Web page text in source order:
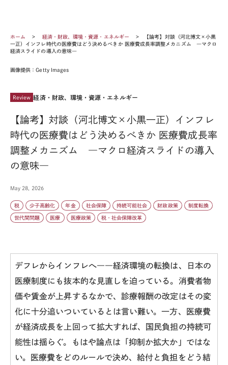
ホーム 経済・財政、環境・資源・エネルギー
【論考】対談（河北博文×小黒
一正）インフレ時代の医療費はどう決めるべきか 医療費成長率調整メカニズム ―マクロ
経済スライドの導入の意味―
画像提供：Getty Images
Review 経済・財政、環境・資源・エネルギー
【論考】対談（河北博文×小黒一正）インフレ
時代の医療費はどう決めるべきか 医療費成長率
調整メカニズム ―マクロ経済スライドの導入
の意味―
May 28, 2026
税 少子高齢化 年金 社会保障 持続可能社会 財政政策 制度転換
世代間問題 医療 医療政策 税・社会保障改革
デフレからインフレへ――経済環境の転換は、日本の
医療制度にも抜本的な見直しを迫っている。消費者物
価や賃金が上昇するなかで、診療報酬の改定はその変
化に十分追いついているとは言い難い。一方、医療費
が経済成長を上回って拡大すれば、国民負担の持続可
能性は揺らぐ。もはや論点は「抑制か拡大か」ではな
い。医療費をどのルールで決め、給付と負担をどう結